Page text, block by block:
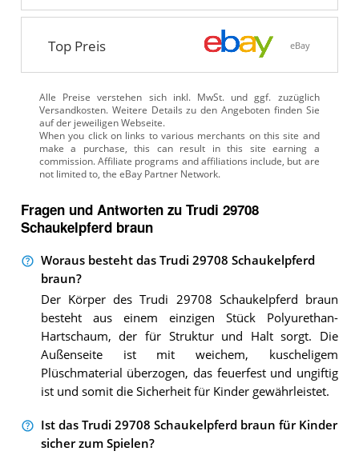
Top Preis eBay
Alle Preise verstehen sich inkl. MwSt. und ggf. zuzüglich
Versandkosten. Weitere Details zu den Angeboten finden Sie
auf der jeweiligen Webseite.
Fragen und Antworten zu Trudi 29708
Schaukelpferd braun
Woraus besteht das Trudi 29708 Schaukelpferd
braun?
Der Körper des Trudi 29708 Schaukelpferd braun
besteht aus einem einzigen Stück Polyurethan-
Hartschaum, der für Struktur und Halt sorgt. Die
Außenseite ist mit weichem, kuscheligem
Plüschmaterial überzogen, das feuerfest und ungiftig
ist und somit die Sicherheit für Kinder gewährleistet.
Ist das Trudi 29708 Schaukelpferd braun für Kinder
sicher zum Spielen?